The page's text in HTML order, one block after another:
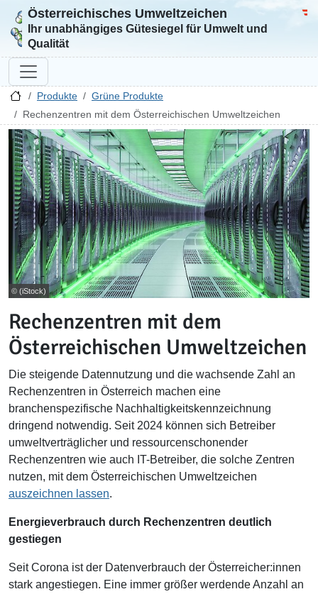
Zur Startseite
Österreichisches Umweltzeichen
Ihr unabhängiges Gütesiegel für Umwelt und
Qualität
Produkte
Grüne Produkte
Rechenzentren mit dem Österreichischen Umweltzeichen
© (iStock)
Rechenzentren mit dem
Österreichischen Umweltzeichen
Die steigende Datennutzung und die wachsende Zahl an
Rechenzentren in Österreich machen eine
branchenspezifische Nachhaltigkeitskennzeichnung
dringend notwendig. Seit 2024 können sich Betreiber
umweltverträglicher und ressourcenschonender
Rechenzentren wie auch IT-Betreiber, die solche Zentren
nutzen, mit dem Österreichischen Umweltzeichen
auszeichnen lassen.
Energieverbrauch durch Rechenzentren deutlich
gestiegen
Seit Corona ist der Datenverbrauch der Österreicher:innen
stark angestiegen. Eine immer größer werdende Anzahl an